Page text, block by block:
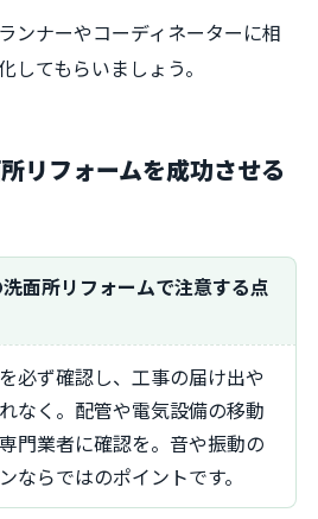
ンナーやコーディネーターに相
してもらいましょう。
リフォームを成功させる
面所リフォームで注意する点
なく。配管や電気設備の移動
門業者に確認を。音や振動の
ならではのポイントです。